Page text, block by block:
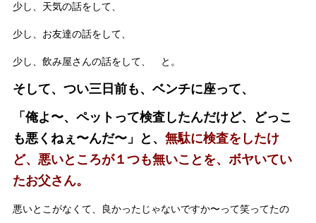
少し、天気の話をして、
少し、お友達の話をして、
少し、飲み屋さんの話をして、 と。
そして、つい三日前も、ベンチに座って、
「俺よ〜、ペットって検査したんだけど、どっこ
も悪くねぇ〜んだ〜」と、 無駄に検査をしたけ
ど、悪いところが１つも無いことを、ボヤいてい
たお父さん。
悪いとこがなくて、良かったじゃないですか〜って笑ってたの